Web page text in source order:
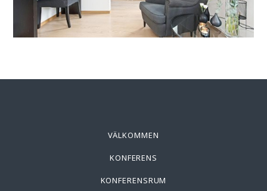
VÄLKOMMEN
KONFERENS
KONFERENSRUM